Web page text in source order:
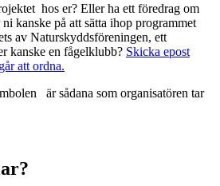
hos er? Eller ha ett föredrag om
kanske på att sätta ihop programmet
av Naturskyddsföreningen, ett
kanske en fågelklubb? Skicka epost
att ordna.
är sådana som organisatören tar